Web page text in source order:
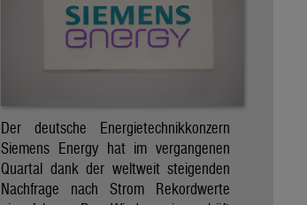
Der deutsche Energietechnikkonzern
Siemens Energy hat im vergangenen
Quartal dank der weltweit steigenden
Nachfrage nach Strom Rekordwerte